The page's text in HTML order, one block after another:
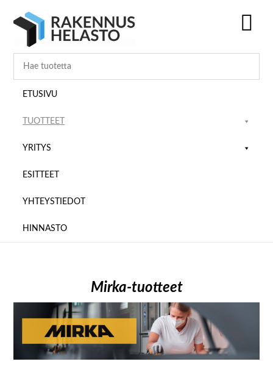
pääsisältöön
ensisijaiseen
alatunnisteeseen
ETUSIVU
TUOTTEET
YRITYS
ESITTEET
YHTEYSTIEDOT
HINNASTO
Mirka-tuotteet